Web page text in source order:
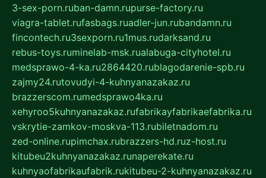
3-sex-porn.ruban-damn.rupurse-factory.ru
viagra-tablet.rufasbags.ruadler-jun.rubandamn.ru
fincontech.ru3sexporn.ru1mus.rudarksand.ru
rebus-toys.ruminelab-msk.rualabuga-cityhotel.ru
medsprawo-4-ka.ru2864420.rublagodarenie-spb.ru
zajmy24.rutovudyi-4-kuhnyanazakaz.ru
brazzerscom.rumedsprawo4ka.ru
xehyroo5kuhnyanazakaz.rufabrikayfabrikaefabrika.ru
vskrytie-zamkov-moskva-113.rubiletnadom.ru
zed-online.rupimchax.rubrazzers-hd.ruz-host.ru
kitubeu2kuhnyanazakaz.runaperekate.ru
kuhnyaofabrikaufabrik.rukitubeu-2-kuhnyanazakaz.ru